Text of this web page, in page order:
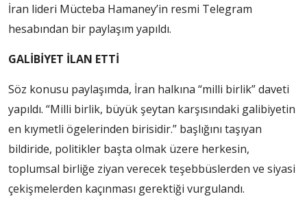
İran lideri Mücteba Hamaney’in resmi Telegram
hesabından bir paylaşım yapıldı.
GALİBİYET İLAN ETTİ
Söz konusu paylaşımda, İran halkına “milli birlik” daveti
yapıldı. “Milli birlik, büyük şeytan karşısındaki galibiyetin
en kıymetli ögelerinden birisidir.” başlığını taşıyan
bildiride, politikler başta olmak üzere herkesin,
toplumsal birliğe ziyan verecek teşebbüslerden ve siyasi
çekişmelerden kaçınması gerektiği vurgulandı.